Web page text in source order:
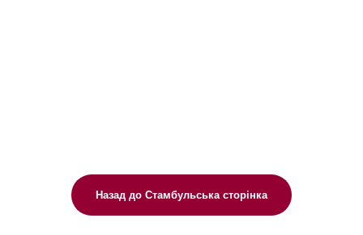
Назад до Стамбульська сторінка